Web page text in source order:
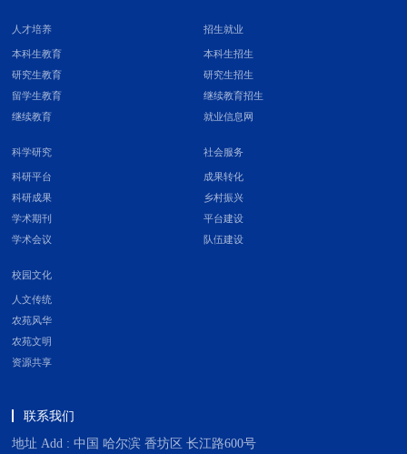
人才培养
本科生教育
研究生教育
留学生教育
继续教育
招生就业
本科生招生
研究生招生
继续教育招生
就业信息网
科学研究
科研平台
科研成果
学术期刊
学术会议
社会服务
成果转化
乡村振兴
平台建设
队伍建设
校园文化
人文传统
农苑风华
农苑文明
资源共享
联系我们
地址 Add : 中国 哈尔滨 香坊区 长江路600号